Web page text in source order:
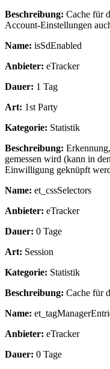
Beschreibung: Cache für
Account-Einstellungen
Name: isSdEnabled
Anbieter: eTracker
Dauer: 1 Tag
Art: 1st Party
Kategorie: Statistik
Beschreibung:
gemessen wird (kann in
Einwilligung geknüpft
Name: et_cssSelectors
Anbieter: eTracker
Dauer: 0 Tage
Art: Session
Kategorie: Statistik
Beschreibung: Cache für
Name:
Anbieter: eTracker
Dauer: 0 Tage